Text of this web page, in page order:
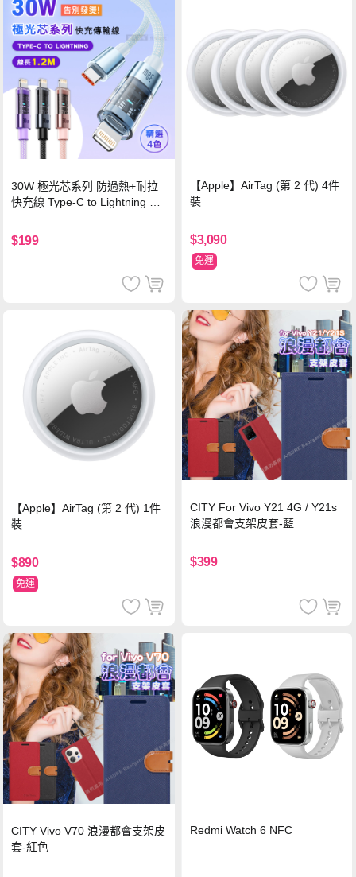
30W 極光芯系列 防過熱+耐拉
快充線 Type-C to Lightning 傳
$199
【Apple】AirTag (第 2 代) 4件
裝
$3,090
免運
【Apple】AirTag (第 2 代) 1件
裝
$890
免運
CITY For Vivo Y21 4G / Y21s
浪漫都會支架皮套-藍
$399
CITY Vivo V70 浪漫都會支架皮
套-紅色
Redmi Watch 6 NFC